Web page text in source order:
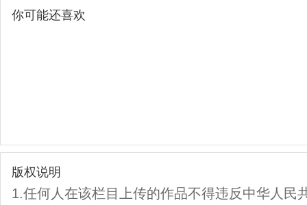
你可能还喜欢
版权说明
1.任何人在该栏目上传的作品不得违反中华人民